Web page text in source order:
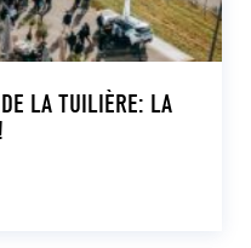
LA TUILIÈRE: LA